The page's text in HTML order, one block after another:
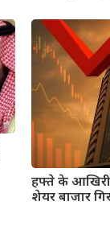
हफ्ते के आखिरी
शेयर बाजार